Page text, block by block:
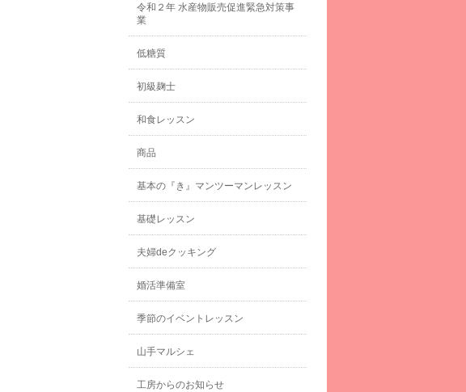
令和２年 水産物販売促進緊急対策事
業
低糖質
初級麹士
和食レッスン
商品
基本の『き』マンツーマンレッスン
基礎レッスン
夫婦deクッキング
婚活準備室
季節のイベントレッスン
山手マルシェ
工房からのお知らせ